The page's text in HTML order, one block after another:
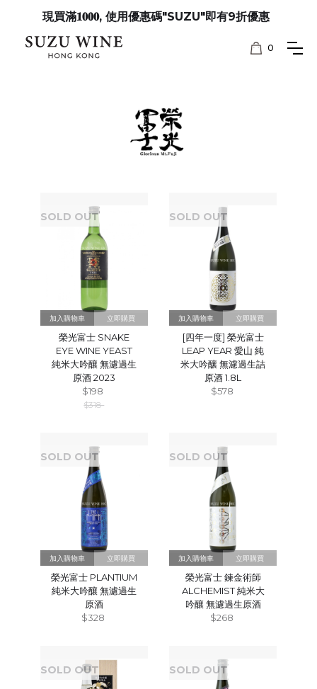
現買滿𝟏𝟎𝟎𝟎, 使用優惠碼"SUZU"即有9折優惠
0
SOLD OUT
立即購買
榮光富士 SNAKE
EYE WINE YEAST
純米大吟釀 無濾過生
原酒 2023
$198
$318
SOLD OUT
立即購買
[四年一度] 榮光富士
LEAP YEAR 愛山 純
米大吟釀 無濾過生詰
原酒 1.8L
$578
SOLD OUT
立即購買
榮光富士 PLANTIUM
純米大吟釀 無濾過生
原酒
$328
SOLD OUT
立即購買
榮光富士 鍊金術師
ALCHEMIST 純米大
吟釀 無濾過生原酒
$268
SOLD OUT SOLD OUT